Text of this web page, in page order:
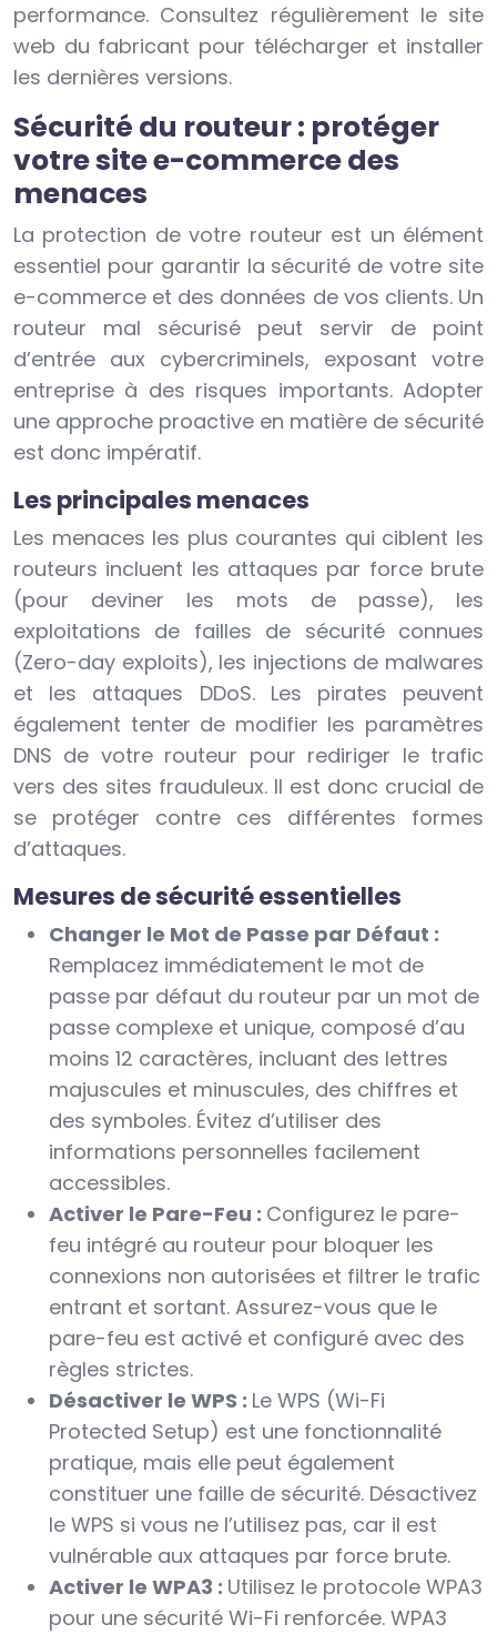
performance. Consultez régulièrement le site
web du fabricant pour télécharger et installer
les dernières versions.
Sécurité du routeur : protéger
votre site e-commerce des
menaces
La protection de votre routeur est un élément
essentiel pour garantir la sécurité de votre site
e-commerce et des données de vos clients. Un
routeur mal sécurisé peut servir de point
d’entrée aux cybercriminels, exposant votre
entreprise à des risques importants. Adopter
une approche proactive en matière de sécurité
est donc impératif.
Les principales menaces
Les menaces les plus courantes qui ciblent les
routeurs incluent les attaques par force brute
(pour deviner les mots de passe), les
exploitations de failles de sécurité connues
(Zero-day exploits), les injections de malwares
et les attaques DDoS. Les pirates peuvent
également tenter de modifier les paramètres
DNS de votre routeur pour rediriger le trafic
vers des sites frauduleux. Il est donc crucial de
se protéger contre ces différentes formes
d’attaques.
Mesures de sécurité essentielles
Changer le Mot de Passe par Défaut :
Remplacez immédiatement le mot de
passe par défaut du routeur par un mot de
passe complexe et unique, composé d’au
moins 12 caractères, incluant des lettres
majuscules et minuscules, des chiffres et
des symboles. Évitez d’utiliser des
informations personnelles facilement
accessibles.
Activer le Pare-Feu : Configurez le pare-
feu intégré au routeur pour bloquer les
connexions non autorisées et filtrer le trafic
entrant et sortant. Assurez-vous que le
pare-feu est activé et configuré avec des
règles strictes.
Désactiver le WPS : Le WPS (Wi-Fi
Protected Setup) est une fonctionnalité
pratique, mais elle peut également
constituer une faille de sécurité. Désactivez
le WPS si vous ne l’utilisez pas, car il est
vulnérable aux attaques par force brute.
Activer le WPA3 : Utilisez le protocole WPA3
pour une sécurité Wi-Fi renforcée. WPA3